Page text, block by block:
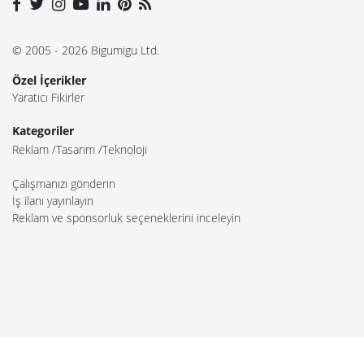
© 2005 - 2026 Bigumigu Ltd.
Özel İçerikler
Yaratıcı Fikirler
Kategoriler
Reklam Tasarım Teknoloji
Çalışmanızı gönderin
İş ilanı yayınlayın
Reklam ve sponsorluk seçeneklerini inceleyin